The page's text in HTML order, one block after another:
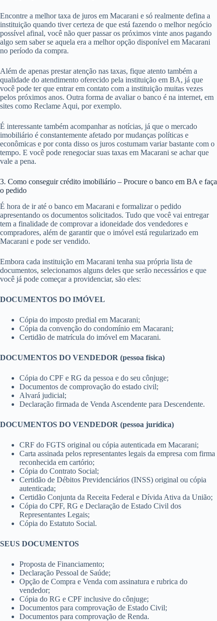
Encontre a melhor taxa de juros em Macarani e só realmente defina a
instituição quando tiver certeza de que está fazendo o melhor negócio
possível afinal, você não quer passar os próximos vinte anos pagando
algo sem saber se aquela era a melhor opção disponível em Macarani
no período da compra.
Além de apenas prestar atenção nas taxas, fique atento também a
qualidade do atendimento oferecido pela instituição em BA, já que
você pode ter que entrar em contato com a instituição muitas vezes
pelos próximos anos. Outra forma de avaliar o banco é na internet, em
sites como Reclame Aqui, por exemplo.
É interessante também acompanhar as notícias, já que o mercado
imobiliário é constantemente afetado por mudanças políticas e
econômicas e por conta disso os juros costumam variar bastante com o
tempo. E você pode renegociar suas taxas em Macarani se achar que
vale a pena.
3. Como conseguir crédito imobiliário – Procure o banco em BA e faça
o pedido
É hora de ir até o banco em Macarani e formalizar o pedido
apresentando os documentos solicitados. Tudo que você vai entregar
tem a finalidade de comprovar a idoneidade dos vendedores e
compradores, além de garantir que o imóvel está regularizado em
Macarani e pode ser vendido.
Embora cada instituição em Macarani tenha sua própria lista de
documentos, selecionamos alguns deles que serão necessários e que
você já pode começar a providenciar, são eles:
DOCUMENTOS DO IMÓVEL
Cópia do imposto predial em Macarani;
Cópia da convenção do condomínio em Macarani;
Certidão de matrícula do imóvel em Macarani.
DOCUMENTOS DO VENDEDOR (pessoa física)
Cópia do CPF e RG da pessoa e do seu cônjuge;
Documentos de comprovação do estado civil;
Alvará judicial;
Declaração firmada de Venda Ascendente para Descendente.
DOCUMENTOS DO VENDEDOR (pessoa jurídica)
CRF do FGTS original ou cópia autenticada em Macarani;
Carta assinada pelos representantes legais da empresa com firma
reconhecida em cartório;
Cópia do Contrato Social;
Certidão de Débitos Previdenciários (INSS) original ou cópia
autenticada;
Certidão Conjunta da Receita Federal e Dívida Ativa da União;
Cópia do CPF, RG e Declaração de Estado Civil dos
Representantes Legais;
Cópia do Estatuto Social.
SEUS DOCUMENTOS
Proposta de Financiamento;
Declaração Pessoal de Saúde;
Opção de Compra e Venda com assinatura e rubrica do
vendedor;
Cópia do RG e CPF inclusive do cônjuge;
Documentos para comprovação de Estado Civil;
Documentos para comprovação de Renda.